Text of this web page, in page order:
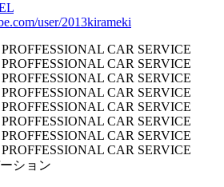
user/2013kirameki
CAR SERVICE
CAR SERVICE
CAR SERVICE
CAR SERVICE
CAR SERVICE
CAR SERVICE
CAR SERVICE
CAR SERVICE